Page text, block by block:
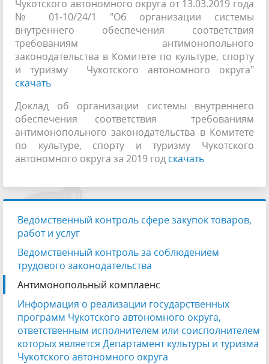
Чукотского автономного округа от 13.03.2019 года
№ 01-10/24/1 "Об организации системы
внутреннего обеспечения соответствия
требованиям антимонопольного
законодательства в Комитете по культуре, спорту
и туризму Чукотского автономного округа"
скачать
Доклад об организации системы внутреннего
обеспечения соответствия требованиям
антимонопольного законодательства в Комитете
по культуре, спорту и туризму Чукотского
автономного округа за 2019 год скачать
Ведомственный контроль сфере закупок товаров,
работ и услуг
Ведомственный контроль за соблюдением
трудового законодательства
Антимонопольный комплаенс
Информация о реализации государственных
программ Чукотского автономного округа,
ответственным исполнителем или соисполнителем
которых является Департамент культуры и туризма
Чукотского автономного округа